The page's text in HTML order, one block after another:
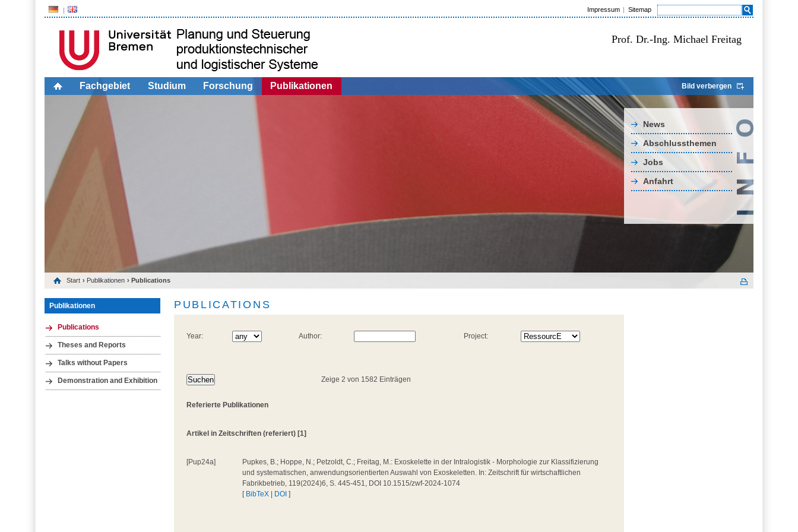
Impressum Sitemap
Prof. Dr.-Ing. Michael Freitag
Fachgebiet Studium Forschung Publikationen Bild verbergen
News
Abschlussthemen
Jobs
Anfahrt
Start › Publikationen › Publications
Publikationen
Publications
Theses and Reports
Talks without Papers
Demonstration and Exhibition
PUBLICATIONS
Year: Author: Project:
Zeige 2 von 1582 Einträgen
Referierte Publikationen
Artikel in Zeitschriften (referiert) [1]
[Pup24a]
Pupkes, B.; Hoppe, N.; Petzoldt, C.; Freitag, M.: Exoskelette in der Intralogistik - Morphologie zur Klassifizierung
und systematischen, anwendungsorientierten Auswahl von Exoskeletten. In: Zeitschrift für wirtschaftlichen
Fabrikbetrieb, 119(2024)6, S. 445-451, DOI 10.1515/zwf-2024-1074
[ BibTeX DOI ]